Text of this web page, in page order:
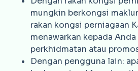
mungkin berkongsi
rakan kongsi perniagaan
menawarkan kepada
perkhidmatan atau
Dengan pengguna lain: